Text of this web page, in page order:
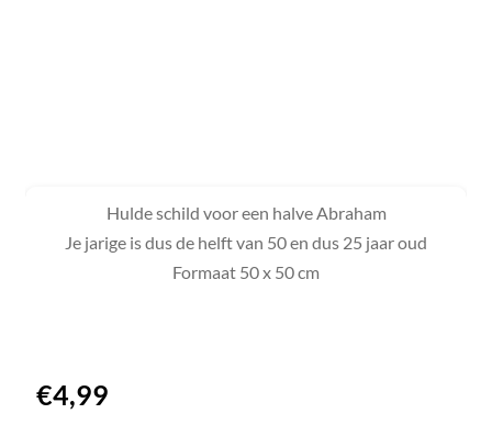
Hulde schild voor een halve Abraham
Je jarige is dus de helft van 50 en dus 25 jaar oud
Formaat 50 x 50 cm
€4,99